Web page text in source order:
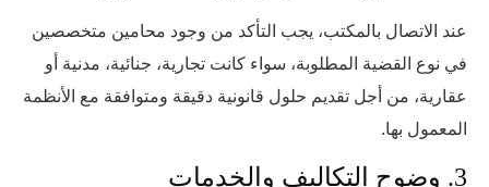
عند الاتصال بالمكتب، يجب التأكد من وجود محامين متخصصين
في نوع القضية المطلوبة، سواء كانت تجارية، جنائية، مدنية أو
عقارية، من أجل تقديم حلول قانونية دقيقة ومتوافقة مع الأنظمة
المعمول بها.
3. وضوح التكاليف والخدمات